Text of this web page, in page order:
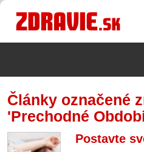
Články označené
'Prechodné
Postavte